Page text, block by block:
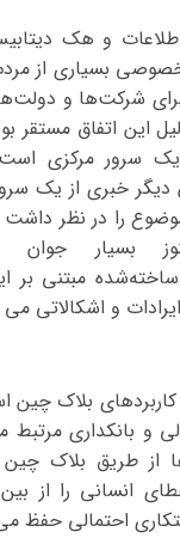
و هک
بسیاری از
شرکت‌ها و
این اتفاق مستقر
سرور مرکزی
دیگر خبری از یک
موضوع را در نظر
بسیار
مبتنی بر
و اشکالاتی
بلاک چین
و بانکداری
از طریق بلاک
انسانی را از
احتمالی حفظ